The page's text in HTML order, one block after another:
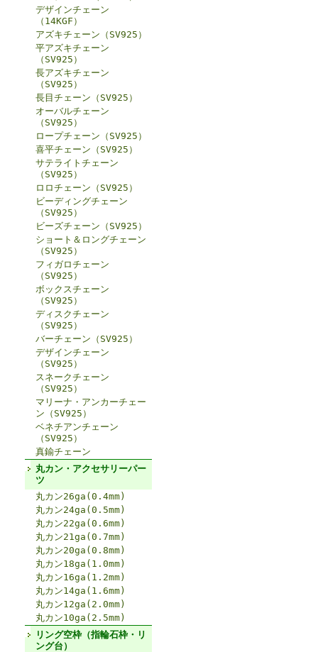
デザインチェーン
（14KGF）
アズキチェーン（SV925）
平アズキチェーン
（SV925）
長アズキチェーン
（SV925）
長目チェーン（SV925）
オーバルチェーン
（SV925）
ロープチェーン（SV925）
喜平チェーン（SV925）
サテライトチェーン
（SV925）
ロロチェーン（SV925）
ビーディングチェーン
（SV925）
ビーズチェーン（SV925）
ショート＆ロングチェーン
（SV925）
フィガロチェーン
（SV925）
ボックスチェーン
（SV925）
ディスクチェーン
（SV925）
バーチェーン（SV925）
デザインチェーン
（SV925）
スネークチェーン
（SV925）
マリーナ・アンカーチェー
ン（SV925）
ベネチアンチェーン
（SV925）
真鍮チェーン
丸カン・アクセサリーパー
ツ
丸カン26ga(0.4mm)
丸カン24ga(0.5mm)
丸カン22ga(0.6mm)
丸カン21ga(0.7mm)
丸カン20ga(0.8mm)
丸カン18ga(1.0mm)
丸カン16ga(1.2mm)
丸カン14ga(1.6mm)
丸カン12ga(2.0mm)
丸カン10ga(2.5mm)
リング空枠（指輪石枠・リ
ング台）